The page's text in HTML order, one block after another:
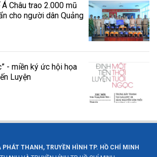
Châu trao 2.000 mũ
cho người dân Quảng
- miền ký ức hội họa
Luyện
PHÁT THANH, TRUYỀN HÌNH TP. HỒ CHÍ MINH